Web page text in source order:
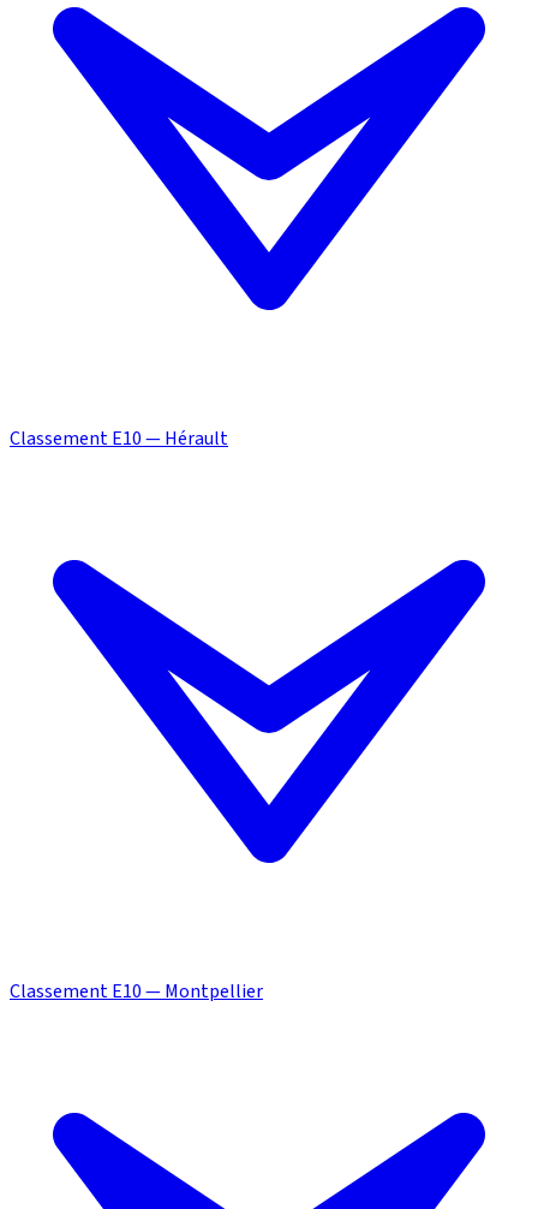
Classement E10 — Hérault
Classement E10 — Montpellier